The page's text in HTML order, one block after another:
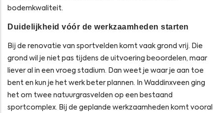
bodemkwaliteit.
Duidelijkheid vóór de werkzaamheden starten
Bij de renovatie van sportvelden komt vaak grond vrij. Die
grond wil je niet pas tijdens de uitvoering beoordelen, maar
liever al in een vroeg stadium. Dan weet je waar je aan toe
bent en kun je het werk beter plannen. In Waddinxveen ging
het om twee natuurgrasvelden op een bestaand
sportcomplex. Bij de geplande werkzaamheden komt vooral